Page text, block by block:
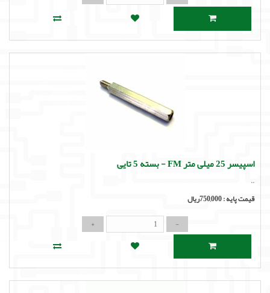
اسپیسر 25 میلی متر FM - بسته 5 تایی
..
قیمت پایه :750,000ریال